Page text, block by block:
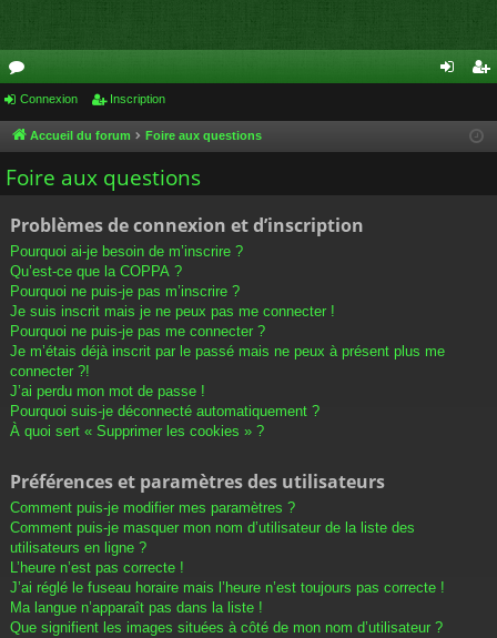
or
u
m
cri
Connexion Inscription
Accueil du forum Foire aux questions
Foire aux questions
Problèmes de connexion et d’inscription
Pourquoi ai-je besoin de m’inscrire ?
Qu’est-ce que la COPPA ?
Pourquoi ne puis-je pas m’inscrire ?
Je suis inscrit mais je ne peux pas me connecter !
Pourquoi ne puis-je pas me connecter ?
Je m’étais déjà inscrit par le passé mais ne peux à présent plus me
connecter ?!
J’ai perdu mon mot de passe !
Pourquoi suis-je déconnecté automatiquement ?
À quoi sert « Supprimer les cookies » ?
Préférences et paramètres des utilisateurs
Comment puis-je modifier mes paramètres ?
Comment puis-je masquer mon nom d’utilisateur de la liste des
utilisateurs en ligne ?
L’heure n’est pas correcte !
J’ai réglé le fuseau horaire mais l’heure n’est toujours pas correcte !
Ma langue n’apparaît pas dans la liste !
Que signifient les images situées à côté de mon nom d’utilisateur ?